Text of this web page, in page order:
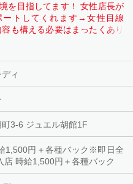
を目指してます！ 女性店長が
ートしてくれます→女性目線
も構える必要はまったくあり
作ったりフードを作ったりし
ナルＴシャツ貸し出し可能）
りで更に24時以降は送りもあ
働けます♪ 体入して決めても
＾＾
ィ
3-6 ジュエル胡館1F
1,500円＋各種バック※即日全
店 時給1,500円＋各種バック